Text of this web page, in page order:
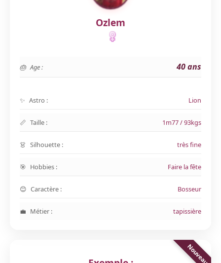
Ozlem
Age : 40 ans
Astro : Lion
Taille : 1m77 / 93kgs
Silhouette : très fine
Hobbies : Faire la fête
Caractère : Bosseur
Métier : tapissière